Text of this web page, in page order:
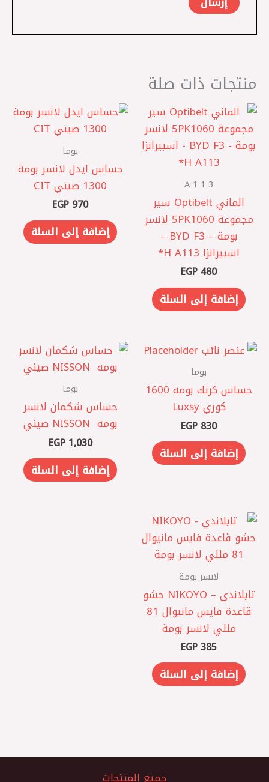
منتجات ذات صلة
A 1 1 3
الماني Optibelt سير
مجموعة 5PK1060 لانسر
بومة – BYD F3 –
اسبيرانزا A113 ‏H*
EGP 480
إضافة إلى السلة
بوما
حساس ايدل لانسر بومة
1300 صيني CIT
EGP 970
إضافة إلى السلة
بوما
حساس كرنك بومه 1600
كوري Luxsy
EGP 830
إضافة إلى السلة
بوما
حساس شكمان لانسر
بومه ‏ NISSON صيني
EGP1,030
إضافة إلى السلة
لانسر بومة
تايلاندي – NIKOYO حشو
قاعدة فايس مانيوال 81
مللي لانسر بومة
EGP385
إضافة إلى السلة
جميع المنتجات